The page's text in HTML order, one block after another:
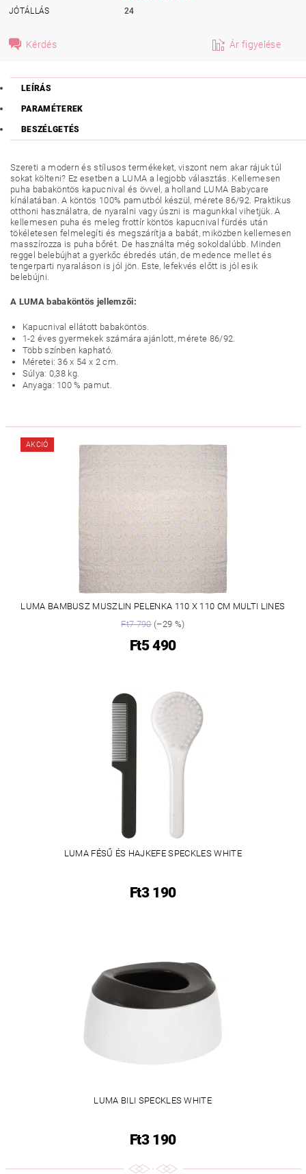
JÓTÁLLÁS
24
Kérdés Ár figyelése
LEÍRÁS
PARAMÉTEREK
BESZÉLGETÉS
Szereti a modern és stílusos termékeket, viszont nem akar rájuk túl
sokat költeni? Ez esetben a LUMA a legjobb választás. Kellemesen
puha babaköntös kapucnival és övvel, a holland LUMA Babycare
kínálatában. A köntös 100% pamutból készül, mérete 86/92. Praktikus
otthoni használatra, de nyaralni vagy úszni is magunkkal vihetjük. A
kellemesen puha és meleg frottír köntös kapucnival fürdés után
tökéletesen felmelegíti és megszárítja a babát, miközben kellemesen
masszírozza is puha bőrét. De használta még sokoldalúbb. Minden
reggel belebújhat a gyerkőc ébredés után, de medence mellet és
tengerparti nyaraláson is jól jön. Este, lefekvés előtt is jól esik
belebújni.
A LUMA babaköntös jellemzői:
Kapucnival ellátott babaköntös.
1-2 éves gyermekek számára ajánlott, mérete 86/92.
Több színben kapható.
Méretei: 36 x 54 x 2 cm.
Súlya: 0,38 kg.
Anyaga: 100 % pamut.
AKCIÓ
LUMA BAMBUSZ MUSZLIN PELENKA 110 X 110 CM MULTI LINES
Ft7 790(–29 %)
Ft5 490
LUMA FÉSŰ ÉS HAJKEFE SPECKLES WHITE
Ft3 190
LUMA BILI SPECKLES WHITE
Ft3 190